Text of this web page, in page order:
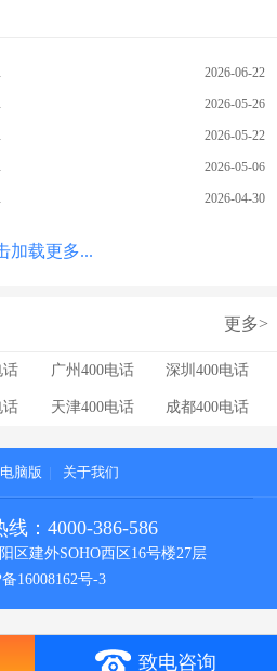
2026-06-22
2026-05-26
2026-05-22
2026-05-06
2026-04-30
加载更多...
更多>
话 广州400电话 深圳400电话
话 天津400电话 成都400电话
电脑版 关于我们
：4000-386-586
区建外SOHO西区16号楼27层
16008162号-3
致电咨询